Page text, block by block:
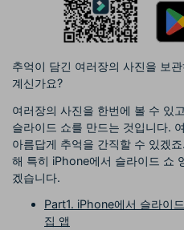
가격
검색
추억이 담긴 여러장의 사진을 보
계신가요?
여러장의 사진을 한번에 볼 수 있
슬라이드 쇼를 만드는 것입니다.
아름답게 추억을 간직할 수 있겠
해 특히 iPhone에서 슬라이드 쇼
겠습니다.
Part1. iPhone에서 슬라이
집 앱